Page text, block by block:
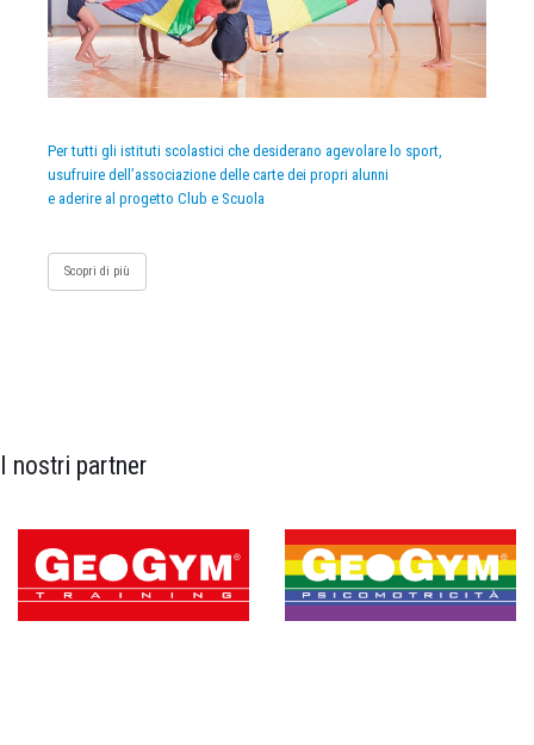
Per tutti gli istituti scolastici che desiderano agevolare lo sport,
usufruire dell’associazione delle carte dei propri alunni
e aderire al progetto Club e Scuola
Scopri di più
I nostri partner